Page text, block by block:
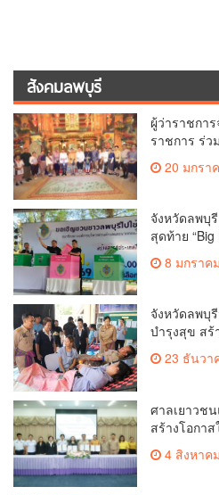
สังคมลพบุรี
ผู้ว่าราชกา
ราชการ ร่
ประจำปี
มงคลแก่คณ
20 มกรา
จังหวัดลพบุ
สุดท้าย
ตัว เชิญชว
เลือกตั้งสมา
จังหวัด เน้น
อย่างสุจริต”
8 มกราค
จังหวัดลพบุ
บำรุงสุข สร้
ประจำปีงบ
23 ธันวา
ศาลเยาวช
สร้างโอกา
WAY”4 สิงหาค